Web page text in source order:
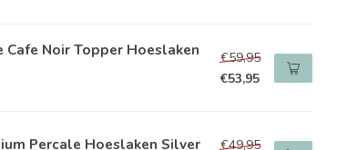
Cafe Noir Topper Hoeslaken
€59,95
€53,95
Percale Hoeslaken Silver
€49,95